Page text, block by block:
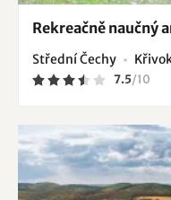
Rekreačně naučný
Střední Čechy
7.5/10